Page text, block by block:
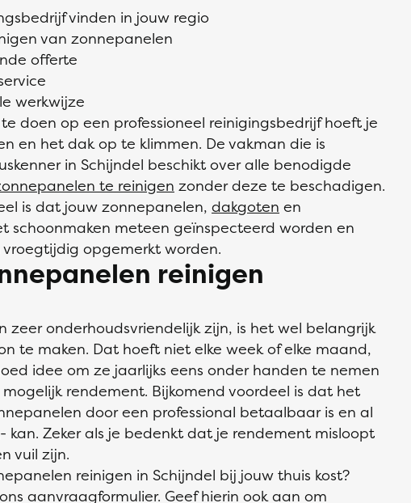
vinden in jouw regio
van zonnepanelen
offerte
werkwijze
doen op een professioneel reinigingsbedrijf hoeft je
en het dak op te klimmen. De vakman die is
in Schijndel beschikt over alle benodigde
te reinigen zonder deze te beschadigen.
is dat jouw zonnepanelen, dakgoten en
schoonmaken meteen geïnspecteerd worden en
opgemerkt worden.
reinigen
zeer onderhoudsvriendelijk zijn, is het wel belangrijk
te maken. Dat hoeft niet elke week of elke maand,
idee om ze jaarlijks eens onder handen te nemen
rendement. Bijkomend voordeel is dat het
door een professional betaalbaar is en al
kan. Zeker als je bedenkt dat je rendement misloopt
vuil zijn.
reinigen in Schijndel bij jouw thuis kost?
aanvraagformulier. Geef hierin ook aan om